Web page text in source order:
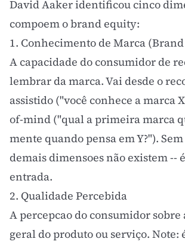
David Aaker identificou cinco
compoem o brand equity:
1. Conhecimento de Marca
A capacidade do consumidor de
lembrar da marca. Vai desde o
assistido ("você conhece a marca
of-mind ("qual a primeira marca
mente quando pensa em Y?").
demais dimensoes não existem --
entrada.
2. Qualidade Percebida
A percepcao do consumidor sobre
geral do produto ou serviço. Note: